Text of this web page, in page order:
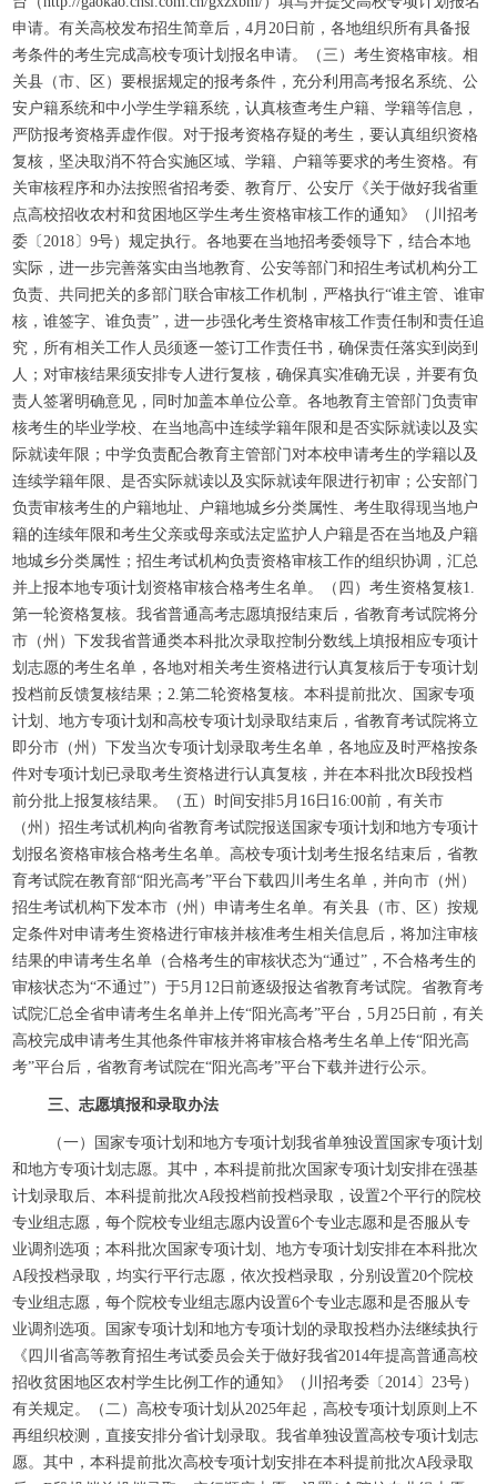
申请。有关高校发布招生简章后，4月20日前，各地组织所有具备报
考条件的考生完成高校专项计划报名申请。（三）考生资格审核。相
关县（市、区）要根据规定的报考条件，充分利用高考报名系统、公
安户籍系统和中小学生学籍系统，认真核查考生户籍、学籍等信息，
严防报考资格弄虚作假。对于报考资格存疑的考生，要认真组织资格
复核，坚决取消不符合实施区域、学籍、户籍等要求的考生资格。有
关审核程序和办法按照省招考委、教育厅、公安厅《关于做好我省重
点高校招收农村和贫困地区学生考生资格审核工作的通知》（川招考
委〔2018〕9号）规定执行。各地要在当地招考委领导下，结合本地
实际，进一步完善落实由当地教育、公安等部门和招生考试机构分工
负责、共同把关的多部门联合审核工作机制，严格执行“谁主管、谁审
核，谁签字、谁负责”，进一步强化考生资格审核工作责任制和责任追
究，所有相关工作人员须逐一签订工作责任书，确保责任落实到岗到
人；对审核结果须安排专人进行复核，确保真实准确无误，并要有负
责人签署明确意见，同时加盖本单位公章。各地教育主管部门负责审
核考生的毕业学校、在当地高中连续学籍年限和是否实际就读以及实
际就读年限；中学负责配合教育主管部门对本校申请考生的学籍以及
连续学籍年限、是否实际就读以及实际就读年限进行初审；公安部门
负责审核考生的户籍地址、户籍地城乡分类属性、考生取得现当地户
籍的连续年限和考生父亲或母亲或法定监护人户籍是否在当地及户籍
地城乡分类属性；招生考试机构负责资格审核工作的组织协调，汇总
并上报本地专项计划资格审核合格考生名单。（四）考生资格复核1.
第一轮资格复核。我省普通高考志愿填报结束后，省教育考试院将分
市（州）下发我省普通类本科批次录取控制分数线上填报相应专项计
划志愿的考生名单，各地对相关考生资格进行认真复核后于专项计划
投档前反馈复核结果；2.第二轮资格复核。本科提前批次、国家专项
计划、地方专项计划和高校专项计划录取结束后，省教育考试院将立
即分市（州）下发当次专项计划录取考生名单，各地应及时严格按条
件对专项计划已录取考生资格进行认真复核，并在本科批次B段投档
前分批上报复核结果。（五）时间安排5月16日16:00前，有关市
（州）招生考试机构向省教育考试院报送国家专项计划和地方专项计
划报名资格审核合格考生名单。高校专项计划考生报名结束后，省教
育考试院在教育部“阳光高考”平台下载四川考生名单，并向市（州）
招生考试机构下发本市（州）申请考生名单。有关县（市、区）按规
定条件对申请考生资格进行审核并核准考生相关信息后，将加注审核
结果的申请考生名单（合格考生的审核状态为“通过”，不合格考生的
审核状态为“不通过”）于5月12日前逐级报达省教育考试院。省教育考
试院汇总全省申请考生名单并上传“阳光高考”平台，5月25日前，有关
高校完成申请考生其他条件审核并将审核合格考生名单上传“阳光高
考”平台后，省教育考试院在“阳光高考”平台下载并进行公示。
三、志愿填报和录取办法
（一）国家专项计划和地方专项计划我省单独设置国家专项计划
和地方专项计划志愿。其中，本科提前批次国家专项计划安排在强基
计划录取后、本科提前批次A段投档前投档录取，设置2个平行的院校
专业组志愿，每个院校专业组志愿内设置6个专业志愿和是否服从专
业调剂选项；本科批次国家专项计划、地方专项计划安排在本科批次
A段投档录取，均实行平行志愿，依次投档录取，分别设置20个院校
专业组志愿，每个院校专业组志愿内设置6个专业志愿和是否服从专
业调剂选项。国家专项计划和地方专项计划的录取投档办法继续执行
《四川省高等教育招生考试委员会关于做好我省2014年提高普通高校
招收贫困地区农村学生比例工作的通知》（川招考委〔2014〕23号）
有关规定。（二）高校专项计划从2025年起，高校专项计划原则上不
再组织校测，直接安排分省计划录取。我省单独设置高校专项计划志
愿。其中，本科提前批次高校专项计划安排在本科提前批次A段录取